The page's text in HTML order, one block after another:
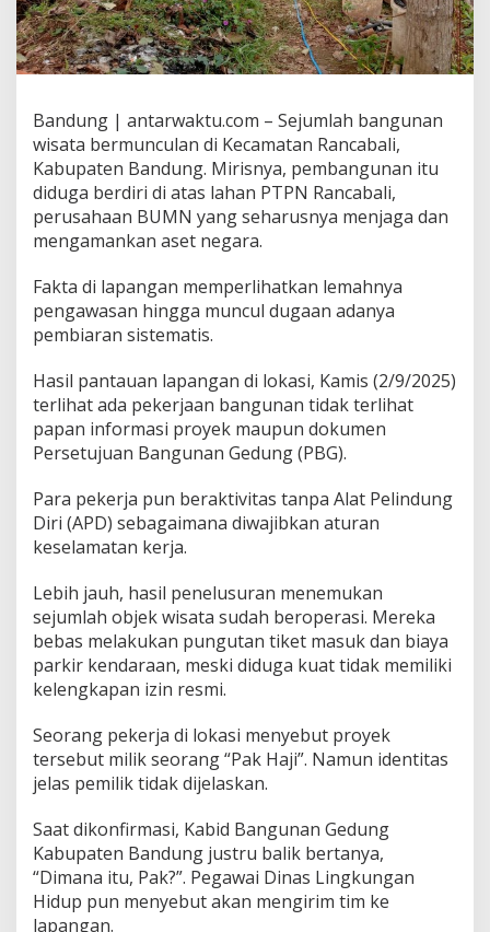
Bandung | antarwaktu.com – Sejumlah bangunan
wisata bermunculan di Kecamatan Rancabali,
Kabupaten Bandung. Mirisnya, pembangunan itu
diduga berdiri di atas lahan PTPN Rancabali,
perusahaan BUMN yang seharusnya menjaga dan
mengamankan aset negara.
Fakta di lapangan memperlihatkan lemahnya
pengawasan hingga muncul dugaan adanya
pembiaran sistematis.
Hasil pantauan lapangan di lokasi, Kamis (2/9/2025)
terlihat ada pekerjaan bangunan tidak terlihat
papan informasi proyek maupun dokumen
Persetujuan Bangunan Gedung (PBG).
Para pekerja pun beraktivitas tanpa Alat Pelindung
Diri (APD) sebagaimana diwajibkan aturan
keselamatan kerja.
Lebih jauh, hasil penelusuran menemukan
sejumlah objek wisata sudah beroperasi. Mereka
bebas melakukan pungutan tiket masuk dan biaya
parkir kendaraan, meski diduga kuat tidak memiliki
kelengkapan izin resmi.
Seorang pekerja di lokasi menyebut proyek
tersebut milik seorang “Pak Haji”. Namun identitas
jelas pemilik tidak dijelaskan.
Saat dikonfirmasi, Kabid Bangunan Gedung
Kabupaten Bandung justru balik bertanya,
“Dimana itu, Pak?”. Pegawai Dinas Lingkungan
Hidup pun menyebut akan mengirim tim ke
lapangan.